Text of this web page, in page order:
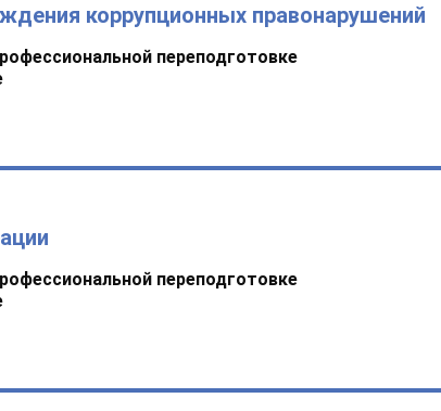
коррупционных правонарушений
переподготовке
переподготовке